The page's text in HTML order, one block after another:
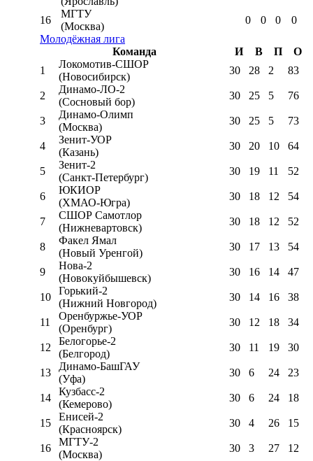
16
МГТУ
(Москва)
0 0 0
0
Молодёжная лига
Команда
И В П
О
1
Локомотив-CШОР
(Новосибирск)
30 28 2 83
2
Динамо-ЛО-2
(Сосновый бор)
30 25 5 76
3
Динамо-Олимп
(Москва)
30 25 5 73
4
Зенит-УОР
(Казань)
30 20 10 64
5
Зенит-2
(Санкт-Петербург)
30 19 11 52
6
ЮКИОР
(ХМАО-Югра)
30 18 12 54
7
СШОР Самотлор
(Нижневартовск)
30 18 12 52
8
Факел Ямал
(Новый Уренгой)
30 17 13 54
9
Нова-2
(Новокуйбышевск)
30 16 14 47
10
Горький-2
(Нижний Новгород)
30 14 16 38
11
Оренбуржье-УОР
(Оренбург)
30 12 18 34
12
Белогорье-2
(Белгород)
30 11 19 30
13
Динамо-БашГАУ
(Уфа)
30 6 24 23
14
Кузбасс-2
(Кемерово)
30 6 24 18
15
Енисей-2
(Красноярск)
30 4 26 15
16
МГТУ-2
(Москва)
30 3 27 12